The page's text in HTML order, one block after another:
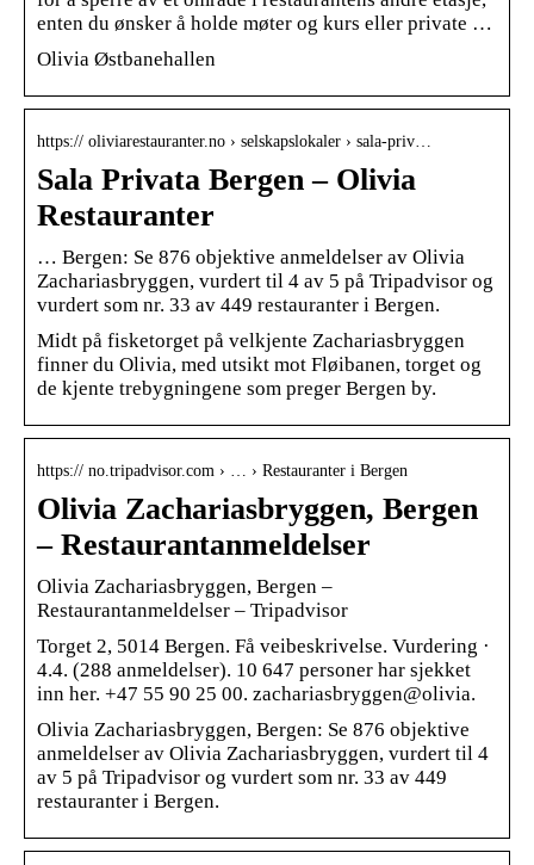
enten du ønsker å holde møter og kurs eller private …
Olivia Østbanehallen
https:// oliviarestauranter.no › selskapslokaler › sala-priv…
Sala Privata Bergen – Olivia
Restauranter
… Bergen: Se 876 objektive anmeldelser av Olivia
Zachariasbryggen, vurdert til 4 av 5 på Tripadvisor og
vurdert som nr. 33 av 449 restauranter i Bergen.
Midt på fisketorget på velkjente Zachariasbryggen
finner du Olivia, med utsikt mot Fløibanen, torget og
de kjente trebygningene som preger Bergen by.
https:// no.tripadvisor.com › … › Restauranter i Bergen
Olivia Zachariasbryggen, Bergen
– Restaurantanmeldelser
Olivia Zachariasbryggen, Bergen –
Restaurantanmeldelser – Tripadvisor
Torget 2, 5014 Bergen. Få veibeskrivelse. Vurdering ·
4.4. (288 anmeldelser). 10 647 personer har sjekket
inn her. +47 55 90 25 00. zachariasbryggen@olivia.
Olivia Zachariasbryggen, Bergen: Se 876 objektive
anmeldelser av Olivia Zachariasbryggen, vurdert til 4
av 5 på Tripadvisor og vurdert som nr. 33 av 449
restauranter i Bergen.